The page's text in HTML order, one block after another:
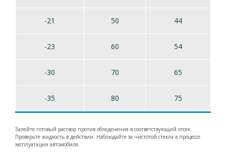
-21 50 44
-23 60 54
-30 70 65
-35 80 75
Залейте готовый раствор против обледенения в соответствующий отсек.
Проверьте жидкость в действии. Наблюдайте за чистотой стекла в процессе
эксплуатации автомобиля.